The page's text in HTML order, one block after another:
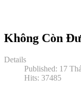
Không Còn
Details
Published: 17
Hits: 37485